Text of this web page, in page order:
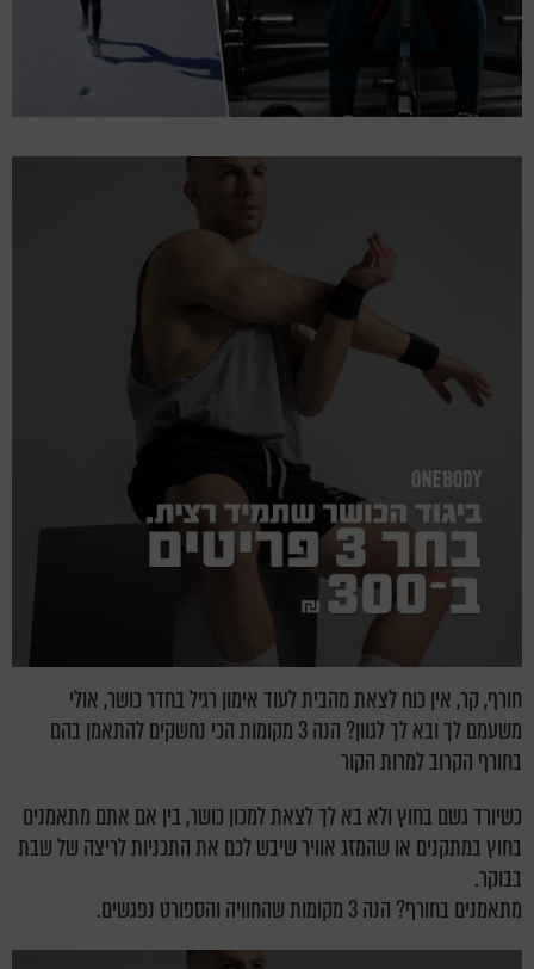
חורף, קר, אין כוח לצאת מהבית לעוד אימון רגיל בחדר כושר, אולי
משעמם לך ובא לך לגוון? הנה 3 מקומות הכי נחשקים להתאמן בהם
בחורף הקרוב למרות הקור
כשיורד גשם בחוץ ולא בא לך לצאת למכון כושר, בין אם אתם מתאמנים
בחוץ במתקנים או שהמזג אוויר שיבש לכם את התכניות לריצה של שבת
בבוקר.
מתאמנים בחורף? הנה 3 מקומות שהחוויה והספורט נפגשים.